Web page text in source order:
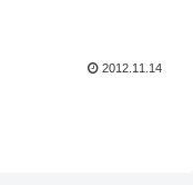
2012.11.14